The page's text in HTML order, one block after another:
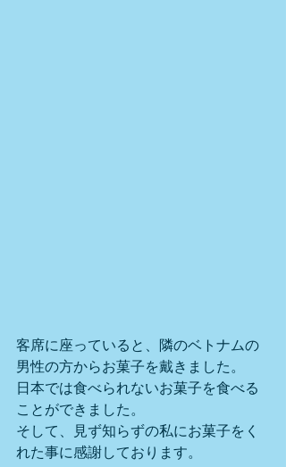
客席に座っていると、隣のベトナムの
男性の方からお菓子を戴きました。
日本では食べられないお菓子を食べる
ことができました。
そして、見ず知らずの私にお菓子をく
れた事に感謝しております。